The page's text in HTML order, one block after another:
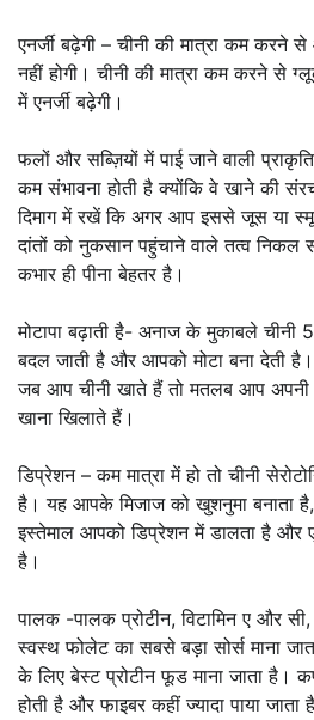
एनर्जी बढ़ेगी – चीनी की मात्रा कम करने
नहीं होगी। चीनी की मात्रा कम करने से
में एनर्जी बढ़ेगी।
फलों और सब्ज़ियों में पाई जाने वाली
कम संभावना होती है क्योंकि वे खाने की
दिमाग में रखें कि अगर आप इससे जूस या
दांतों को नुकसान पहुंचाने वाले तत्व
कभार ही पीना बेहतर है।
मोटापा बढ़ाती है- अनाज के मुकाबले चीनी
बदल जाती है और आपको मोटा बना देती
जब आप चीनी खाते हैं तो मतलब आप अपनी
खाना खिलाते हैं।
डिप्रेशन – कम मात्रा में हो तो चीनी
है। यह आपके मिजाज को खुशनुमा बनाता है,
इस्तेमाल आपको डिप्रेशन में डालता है और
है।
पालक -पालक प्रोटीन, विटामिन ए और
स्वस्थ फोलेट का सबसे बड़ा सोर्स माना
के लिए बेस्ट प्रोटीन फूड माना जाता है।
होती है और फाइबर कहीं ज्यादा पाया